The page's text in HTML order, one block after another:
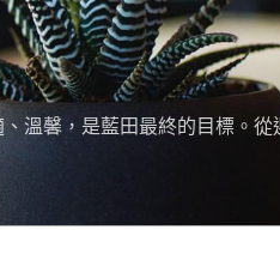
溫馨，是藍田最終的目標。從